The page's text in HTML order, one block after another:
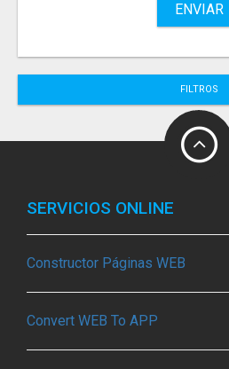
ENVIAR
FILTROS
SERVICIOS ONLINE
Constructor Páginas WEB
Convert WEB To APP